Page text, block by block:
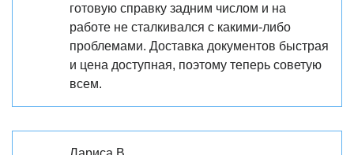
готовую справку задним числом и на
работе не сталкивался с какими-либо
проблемами. Доставка документов быстрая
и цена доступная, поэтому теперь советую
всем.